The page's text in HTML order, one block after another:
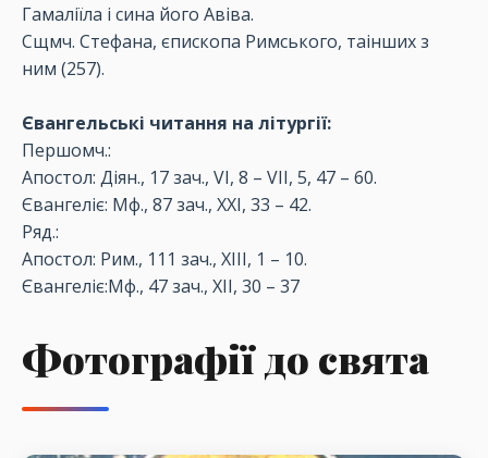
Гамаліїла і сина його Авіва.
Сщмч. Стефана, єпископа Римського, таінших з
ним (257).
Євангельські читання на літургії:
Першомч.:
Апостол: Діян., 17 зач., VI, 8 – VII, 5, 47 – 60.
Євангеліє: Мф., 87 зач., XXI, 33 – 42.
Ряд.:
Апостол: Рим., 111 зач., XIII, 1 – 10.
Євангеліє:Мф., 47 зач., XII, 30 – 37
Фотографії до свята